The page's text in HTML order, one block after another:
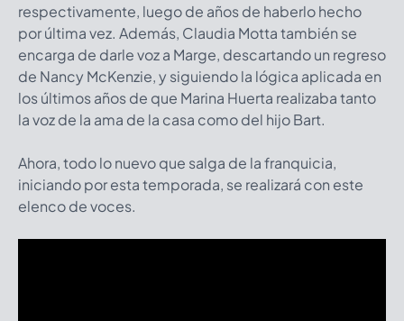
respectivamente, luego de años de haberlo hecho
por última vez. Además, Claudia Motta también se
encarga de darle voz a Marge, descartando un regreso
de Nancy McKenzie, y siguiendo la lógica aplicada en
los últimos años de que Marina Huerta realizaba tanto
la voz de la ama de la casa como del hijo Bart.
Ahora, todo lo nuevo que salga de la franquicia,
iniciando por esta temporada, se realizará con este
elenco de voces.